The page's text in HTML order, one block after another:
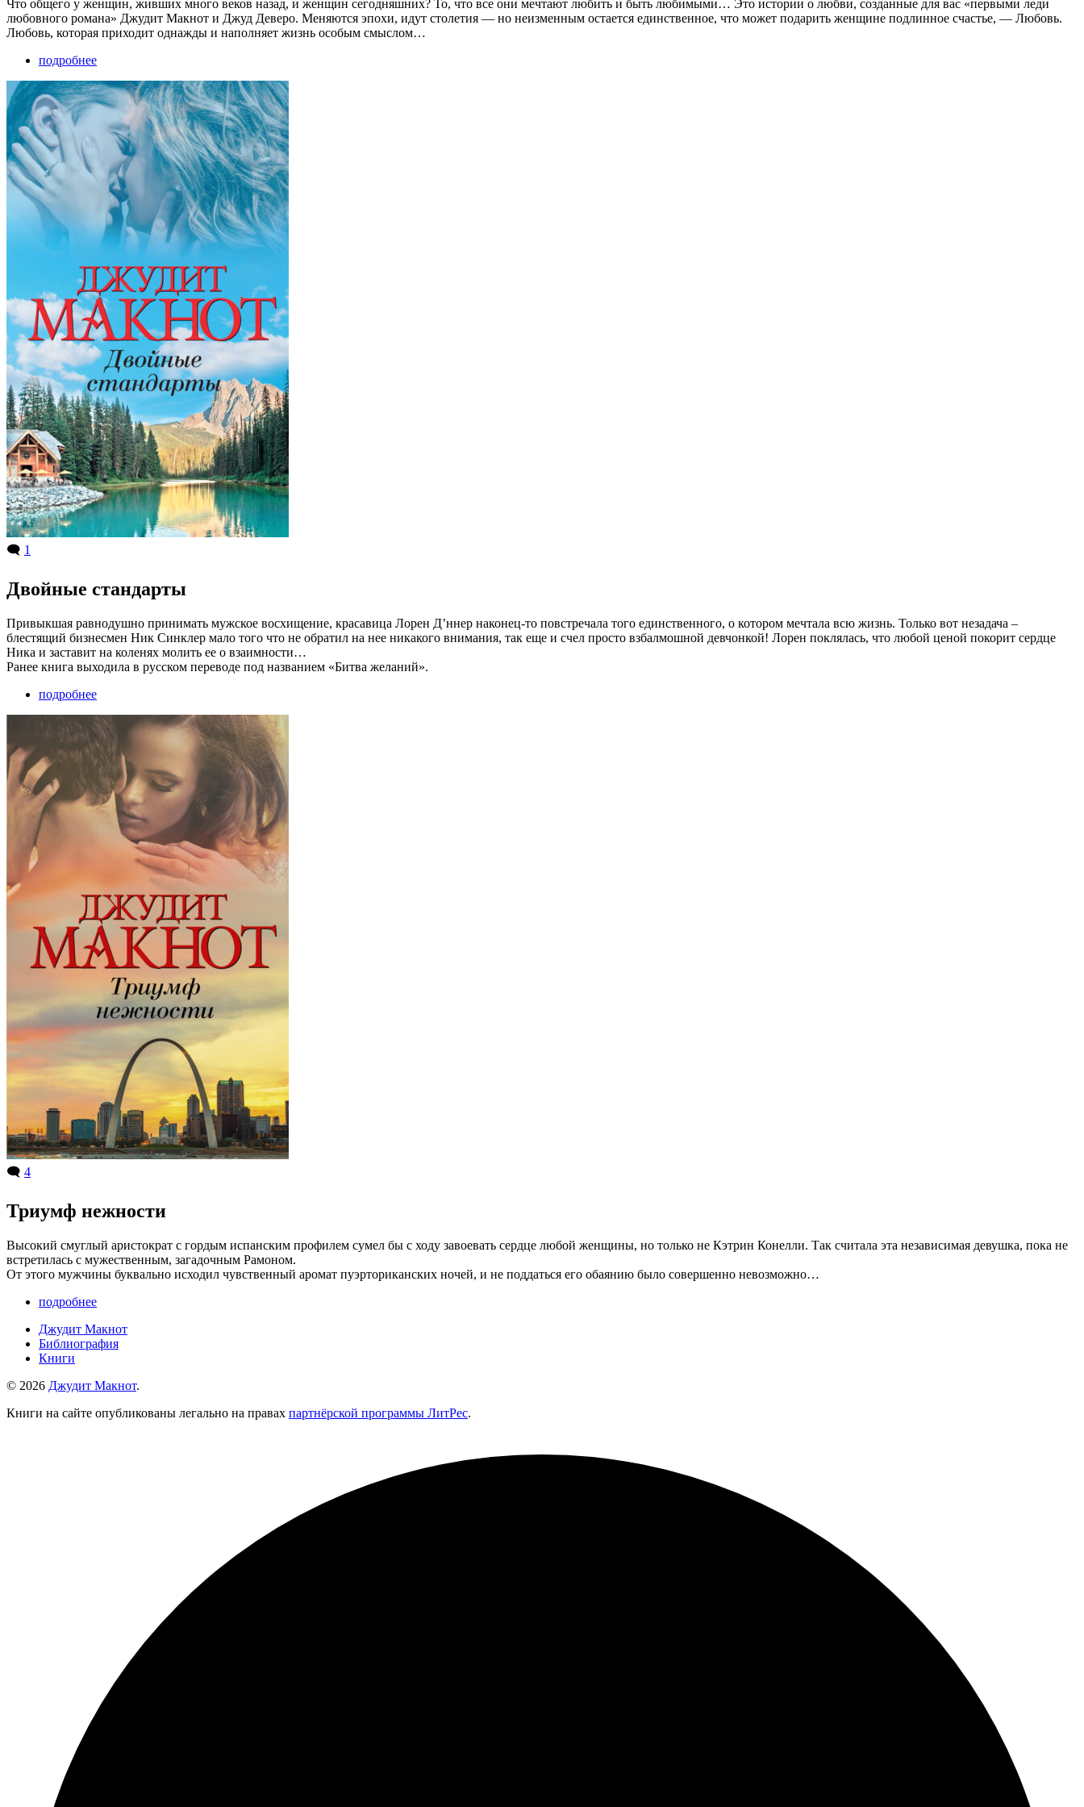
Что общего у женщин, живших много веков назад, и женщин сегодняшних? То, что все они мечтают любить и быть любимыми… Это истории о любви, созданные для вас «первыми леди
любовного романа» Джудит Макнот и Джуд Деверо. Меняются эпохи, идут столетия — но неизменным остается единственное, что может подарить женщине подлинное счастье, — Любовь.
Любовь, которая приходит однажды и наполняет жизнь особым смыслом…
подробнее
🗨️ 1
Двойные стандарты
Привыкшая равнодушно принимать мужское восхищение, красавица Лорен Д’ннер наконец-то повстречала того единственного, о котором мечтала всю жизнь. Только вот незадача –
блестящий бизнесмен Ник Синклер мало того что не обратил на нее никакого внимания, так еще и счел просто взбалмошной девчонкой! Лорен поклялась, что любой ценой покорит сердце
Ника и заставит на коленях молить ее о взаимности…
Ранее книга выходила в русском переводе под названием «Битва желаний».
подробнее
🗨️ 4
Триумф нежности
Высокий смуглый аристократ с гордым испанским профилем сумел бы с ходу завоевать сердце любой женщины, но только не Кэтрин Конелли. Так считала эта независимая девушка, пока не
встретилась с мужественным, загадочным Рамоном.
От этого мужчины буквально исходил чувственный аромат пуэрториканских ночей, и не поддаться его обаянию было совершенно невозможно…
подробнее
Джудит Макнот
Библиография
Книги
© 2026 Джудит Макнот.
Книги на сайте опубликованы легально на правах партнёрской программы ЛитРес.